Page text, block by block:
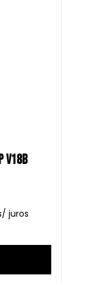
V18B